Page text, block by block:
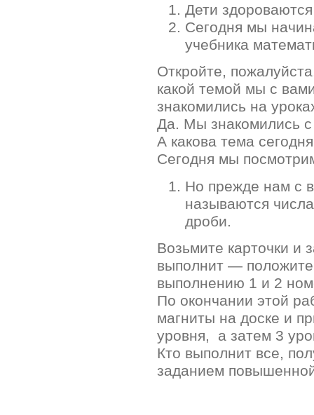
Дети
Сегодня мы
учебника
Откройте,
какой темой мы с
знакомились на
Да. Мы знакомились
А какова тема
Сегодня мы
Но прежде нам с
называются
дроби.
Возьмите карточки и
выполнит — положите
выполнению 1 и 2
По окончании этой
магниты на доске и
уровня, а затем 3
Кто выполнит все,
заданием